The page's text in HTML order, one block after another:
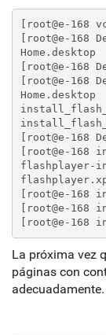
[root@e-168
[root@e-168
[root@e-
[root@e-168
[root@e-168
[root@e-
flashplayer-
[root@e-
[root@e-
[root@e-168
La próxima vez
páginas con
adecuadamente.